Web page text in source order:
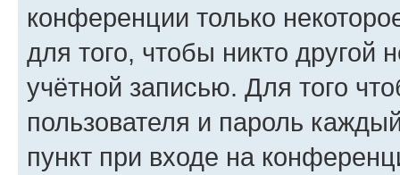
конференции только
для того, чтобы никто другой
учётной записью. Для того
пользователя и пароль
пункт при входе на